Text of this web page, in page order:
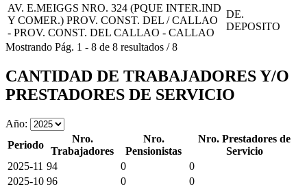
AV. E.MEIGGS NRO. 324 (PQUE INTER.IND
Y COMER.) PROV. CONST. DEL / CALLAO
- PROV. CONST. DEL CALLAO - CALLAO
DE.
DEPOSITO
Mostrando Pág. 1 - 8 de 8 resultados /8
CANTIDAD DE TRABAJADORES Y/O
PRESTADORES DE SERVICIO
Año:
Periodo
Nro.
Trabajadores
Nro.
Pensionistas
Nro. Prestadores de
Servicio
2025-11 94 0
0
2025-10 96 0
0